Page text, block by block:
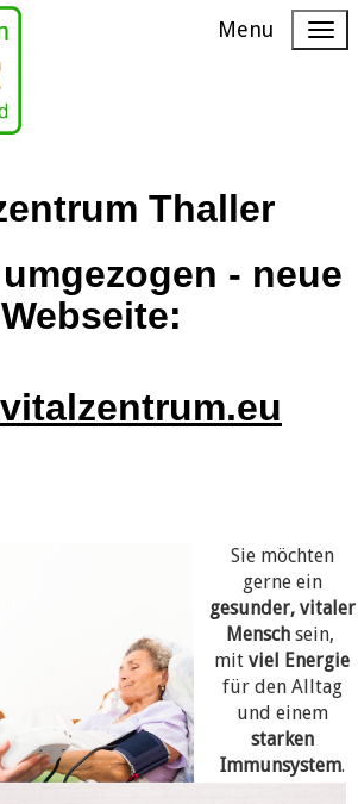
Menu
Thaller
- neue
Webseite:
Sie möchten
gerne ein
gesunder, vitaler
Menschsein,
mit viel Energie
für den Alltag
und einem
starken
Immunsystem.